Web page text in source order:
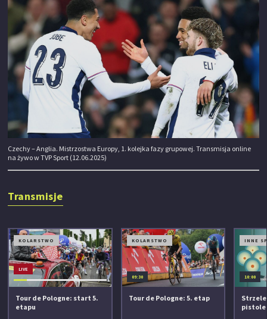
Czechy – Anglia. Mistrzostwa Europy, 1. kolejka fazy grupowej. Transmisja online
na żywo w TVP Sport (12.06.2025)
Transmisje
KOLARSTWO
LIVE
Tour de Pologne: start 5.
etapu
KOLARSTWO
09:30
Tour de Pologne: 5. etap
INNE
10:00